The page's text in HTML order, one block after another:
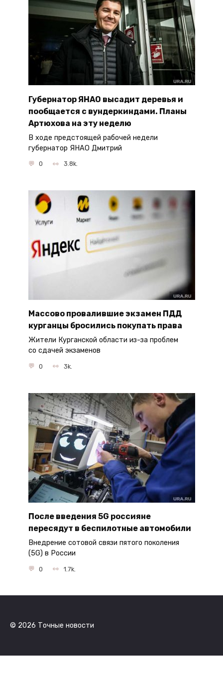
Губернатор ЯНАО высадит деревья и
пообщается с вундеркиндами. Планы
Артюхова на эту неделю
В ходе предстоящей рабочей недели
губернатор ЯНАО Дмитрий
0 3.8k.
Массово провалившие экзамен ПДД
курганцы бросились покупать права
Жители Курганской области из-за проблем
со сдачей экзаменов
0 3k.
После введения 5G россияне
пересядут в беспилотные автомобили
Внедрение сотовой связи пятого поколения
(5G) в России
0 1.7k.
© 2026 Точные новости